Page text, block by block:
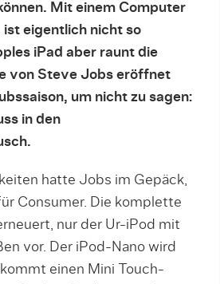
Mit einem Computer
ist eigentlich nicht so
iPad aber raunt die
von Steve Jobs eröffnet
um nicht zu sagen:
in den
hatte Jobs im Gepäck,
Consumer. Die komplette
nur der Ur-iPod mit
vor. Der iPod-Nano wird
einen Mini Touch-